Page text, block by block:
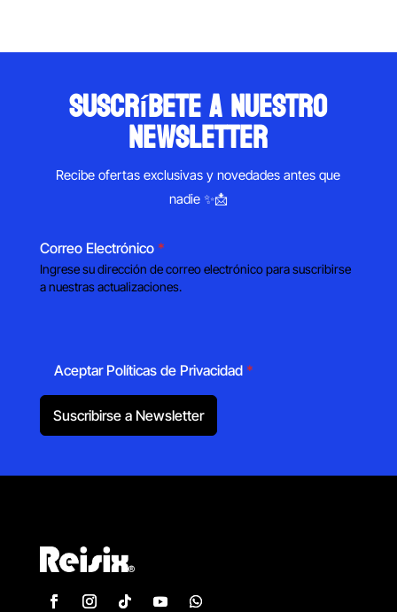
suscríbete a nuestro
newsletter
Recibe ofertas exclusivas y novedades antes que
nadie ✨📩
Correo Electrónico *
Ingrese su dirección de correo electrónico para suscribirse
a nuestras actualizaciones.
Aceptar Políticas de Privacidad *
Suscribirse a Newsletter